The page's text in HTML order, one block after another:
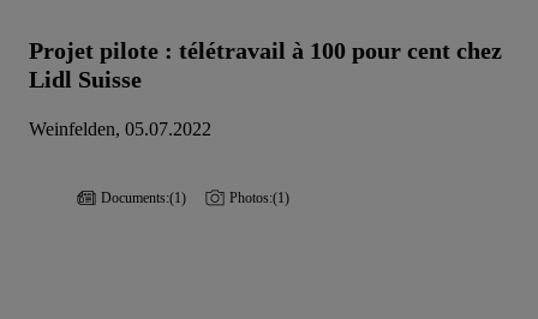
Projet pilote : télétravail à 100 pour cent chez
Lidl Suisse
Weinfelden, 05.07.2022
Documents:(1) Photos:(1)